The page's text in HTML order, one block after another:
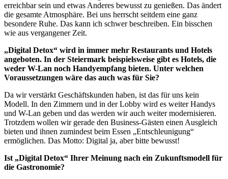
erreichbar sein und etwas Anderes bewusst zu genießen. Das ändert
die gesamte Atmosphäre. Bei uns herrscht seitdem eine ganz
besondere Ruhe. Das kann ich schwer beschreiben. Ein bisschen
wie aus vergangener Zeit.
„Digital Detox“ wird in immer mehr Restaurants und Hotels
angeboten. In der Steiermark beispielsweise gibt es Hotels, die
weder W-Lan noch Handyempfang bieten. Unter welchen
Voraussetzungen wäre das auch was für Sie?
Da wir verstärkt Geschäftskunden haben, ist das für uns kein
Modell. In den Zimmern und in der Lobby wird es weiter Handys
und W-Lan geben und das werden wir auch weiter modernisieren.
Trotzdem wollen wir gerade den Business-Gästen einen Ausgleich
bieten und ihnen zumindest beim Essen „Entschleunigung“
ermöglichen. Das Motto: Digital ja, aber bitte bewusst!
Ist „Digital Detox“ Ihrer Meinung nach ein Zukunftsmodell für
die Gastronomie?